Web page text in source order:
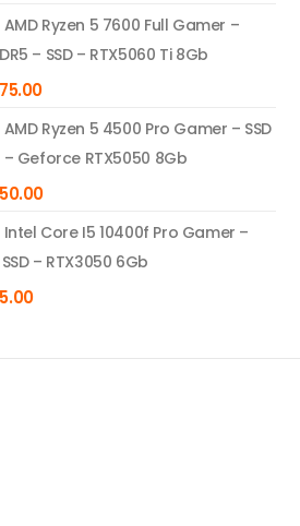
Ryzen 5 7600 Full Gamer –
– SSD – RTX5060 Ti 8Gb
Ryzen 5 4500 Pro Gamer – SSD
– Geforce RTX5050 8Gb
Intel Core I5 10400f Pro Gamer –
– RTX3050 6Gb